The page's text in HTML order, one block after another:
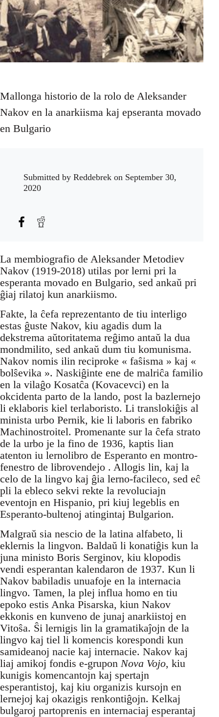
Mallonga historio de la rolo de Aleksander
Nakov en la anarkiisma kaj epseranta movado
en Bulgario
Submitted by Reddebrek on September 30,
2020
La membiografio de Aleksander Metodiev
Nakov (1919-2018) utilas por lerni pri la
esperanta movado en Bulgario, sed ankaŭ pri
ĝiaj rilatoj kun anarkiismo.
Fakte, la ĉefa reprezentanto de tiu interligo
estas ĝuste Nakov, kiu agadis dum la
dekstrema aŭtoritatema reĝimo antaŭ la dua
mondmilito, sed ankaŭ dum tiu komunisma.
Nakov nomis ilin reciproke « faŝisma » kaj «
bolŝevika ». Naskiĝinte ene de malriĉa familio
en la vilaĝo Kosatĉa (Kovacevci) en la
okcidenta parto de la lando, post la bazlernejo
li eklaboris kiel terlaboristo. Li translokiĝis al
minista urbo Pernik, kie li laboris en fabriko
Machinostroitel. Promenante sur la ĉefa strato
de la urbo je la fino de 1936, kaptis lian
atenton iu lernolibro de Esperanto en montro-
fenestro de librovendejo . Allogis lin, kaj la
celo de la lingvo kaj ĝia lerno-facileco, sed eĉ
pli la ebleco sekvi rekte la revoluciajn
eventojn en Hispanio, pri kiuj legeblis en
Esperanto-bultenoj atingintaj Bulgarion.
Malgraŭ sia nescio de la latina alfabeto, li
eklernis la lingvon. Baldaŭ li konatiĝis kun la
juna ministo Boris Serginov, kiu klopodis
vendi esperantan kalendaron de 1937. Kun li
Nakov babiladis unuafoje en la internacia
lingvo. Tamen, la plej influa homo en tiu
epoko estis Anka Pisarska, kiun Nakov
ekkonis en kunveno de junaj anarkiistoj en
Vitoŝa. Ŝi lernigis lin la gramatikaĵojn de la
lingvo kaj tiel li komencis korespondi kun
samideanoj nacie kaj internacie. Nakov kaj
liaj amikoj fondis e-grupon Nova Vojo, kiu
kunigis komencantojn kaj spertajn
esperantistoj, kaj kiu organizis kursojn en
lernejoj kaj okazigis renkontiĝojn. Kelkaj
bulgaroj partoprenis en internaciaj esperantaj